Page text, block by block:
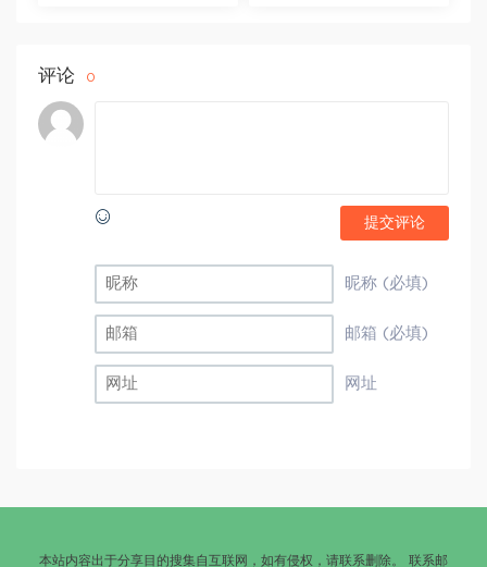
评论 0
提交评论
昵称 (必填)
邮箱 (必填)
网址
本站内容出于分享目的搜集自互联网，如有侵权，请联系删除。 联系邮